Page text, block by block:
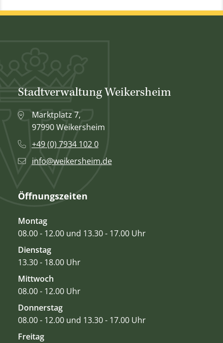
Stadtverwaltung Weikersheim
Marktplatz 7,
97990 Weikersheim
+49 (0) 7934 102 0
info@weikersheim.de
Öffnungszeiten
Montag
08.00 - 12.00 und 13.30 - 17.00 Uhr
Dienstag
13.30 - 18.00 Uhr
Mittwoch
08.00 - 12.00 Uhr
Donnerstag
08.00 - 12.00 und 13.30 - 17.00 Uhr
Freitag